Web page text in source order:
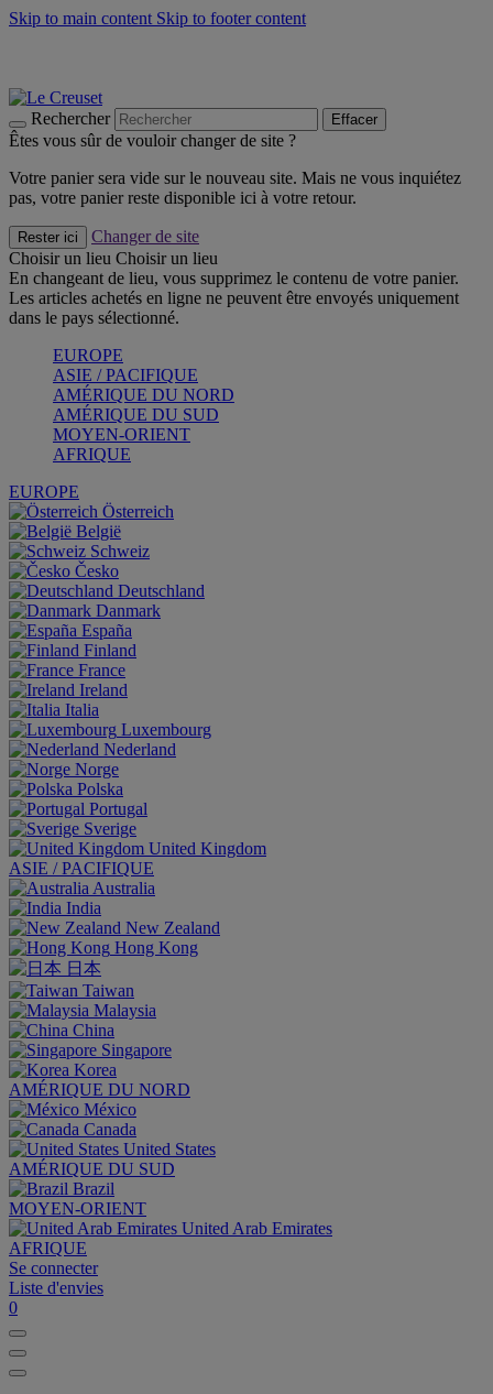
Skip to main content Skip to footer content
Rechercher Effacer
Êtes vous sûr de vouloir changer de site ?
Votre panier sera vide sur le nouveau site. Mais ne vous inquiétez
pas, votre panier reste disponible ici à votre retour.
Rester ici
Changer de site
Choisir un lieu Choisir un lieu
En changeant de lieu, vous supprimez le contenu de votre panier.
Les articles achetés en ligne ne peuvent être envoyés uniquement
dans le pays sélectionné.
EUROPE
ASIE / PACIFIQUE
AMÉRIQUE DU NORD
AMÉRIQUE DU SUD
MOYEN-ORIENT
AFRIQUE
EUROPE
Österreich
België
Schweiz
Česko
Deutschland
Danmark
España
Finland
France
Ireland
Italia
Luxembourg
Nederland
Norge
Polska
Portugal
Sverige
United Kingdom
ASIE / PACIFIQUE
Australia
India
New Zealand
Hong Kong
日本
Taiwan
Malaysia
China
Singapore
Korea
AMÉRIQUE DU NORD
México
Canada
United States
AMÉRIQUE DU SUD
Brazil
MOYEN-ORIENT
United Arab Emirates
AFRIQUE
Se connecter
Liste d'envies
0